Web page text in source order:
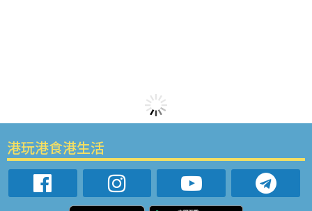
港玩港食港生活